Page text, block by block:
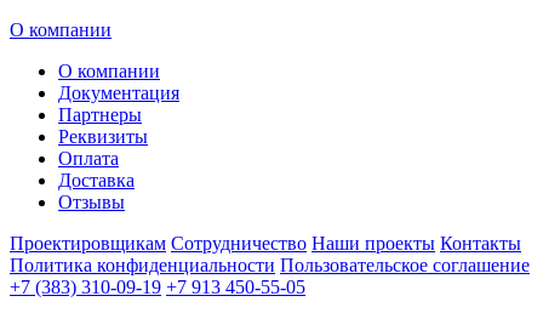
О компании
О компании
Документация
Партнеры
Реквизиты
Оплата
Доставка
Отзывы
Проектировщикам Сотрудничество Наши проекты Контакты
Политика конфиденциальности Пользовательское соглашение
+7 (383) 310-09-19 +7 913 450-55-05